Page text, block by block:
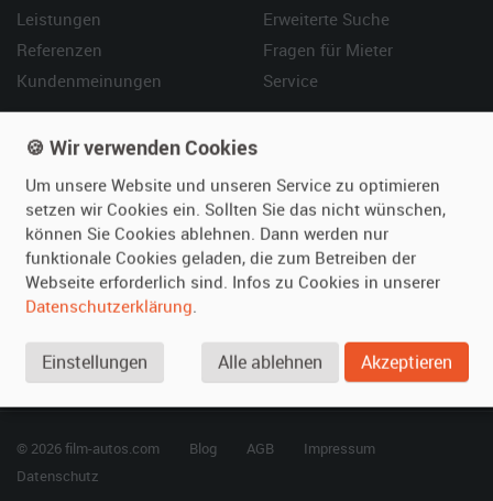
Leistungen
Referenzen
Kundenmeinungen
Erweiterte Suche
Fragen für Mieter
Service
Vermieten
Oldtimer anmelden
Fotos senden
Fragen für Vermieter
Inserat verwalten
Häufige Fragen (FAQ)
So funktioniert's
Kontakt
Berühmte Filmautos –
unsere Top 10 ...
© 2026 film-autos.com Blog AGB
Impressum
Datenschutz
🍪 Wir verwenden Cookies
Um unsere Website und unseren Service zu optimieren
setzen wir Cookies ein. Sollten Sie das nicht wünschen,
können Sie Cookies ablehnen. Dann werden nur
funktionale Cookies geladen, die zum Betreiben der
Webseite erforderlich sind. Infos zu Cookies in unserer
Datenschutzerklärung.
Einstellungen Alle ablehnen Akzeptieren